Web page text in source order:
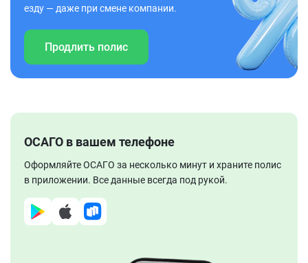
езду — даже при смене компании.
Продлить полис
ОСАГО в вашем телефоне
Оформляйте ОСАГО за несколько минут и храните полис
в приложении. Все данные всегда под рукой.